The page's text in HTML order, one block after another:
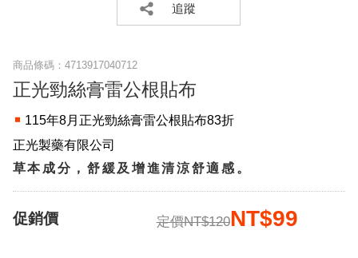
追蹤
商品條碼： 4713917040712
正光勁絲膏雷公根貼布
115年8月正光勁絲膏雷公根貼布83折
正光製藥有限公司
草本成分，舒緩及增進清涼舒適感。
促銷價 NT$99
定價NT$120